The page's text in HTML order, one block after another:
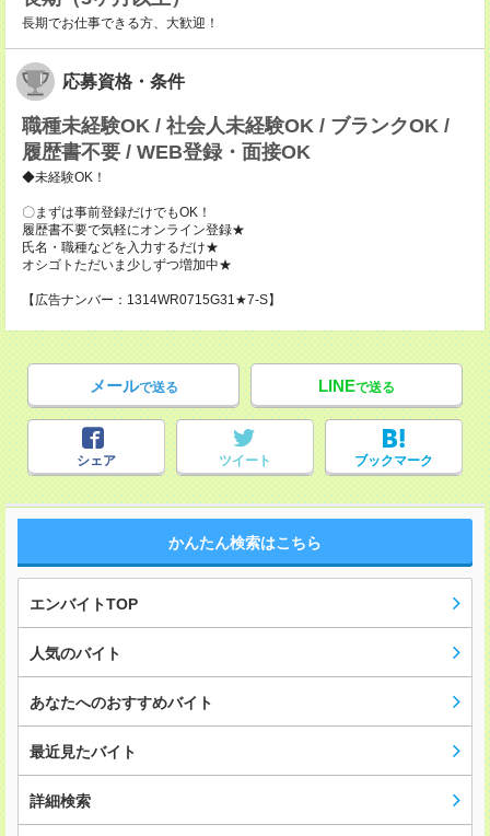
長期でお仕事できる方、大歓迎！
応募資格・条件
職種未経験OK / 社会人未経験OK / ブランクOK /
履歴書不要 / WEB登録・面接OK
◆未経験OK！
〇まずは事前登録だけでもOK！
履歴書不要で気軽にオンライン登録★
氏名・職種などを入力するだけ★
オシゴトただいま少しずつ増加中★
【広告ナンバー：1314WR0715G31★7-S】
メールで送る LINEで送る
シェア ツイート ブックマーク
かんたん検索はこちら
エンバイトTOP
人気のバイト
あなたへのおすすめバイト
最近見たバイト
詳細検索